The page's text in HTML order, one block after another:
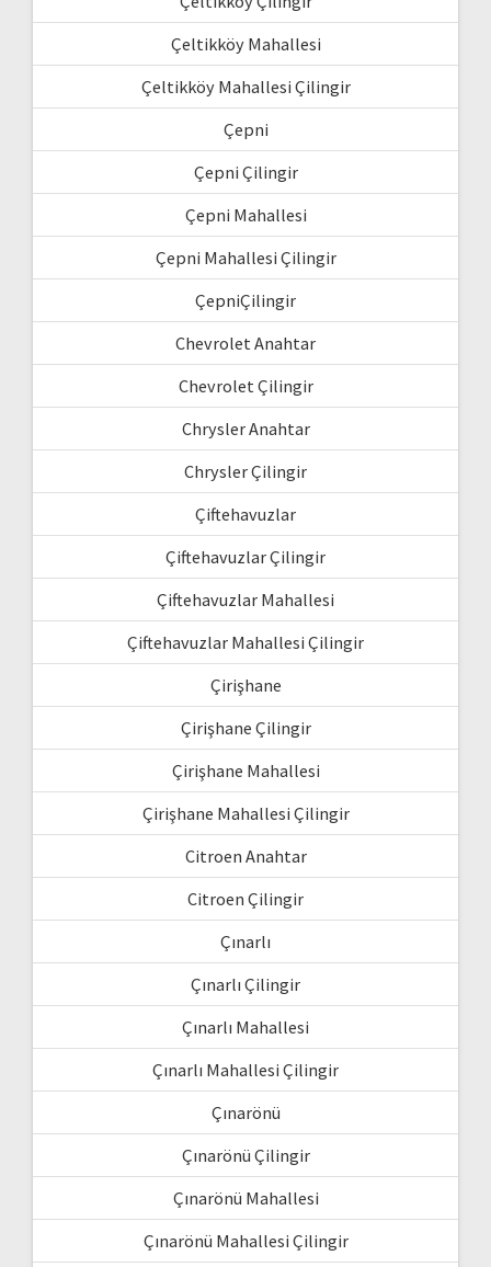
Çeltikköy Mahallesi
Çeltikköy Mahallesi Çilingir
Çepni
Çepni Çilingir
Çepni Mahallesi
Çepni Mahallesi Çilingir
ÇepniÇilingir
Chevrolet Anahtar
Chevrolet Çilingir
Chrysler Anahtar
Chrysler Çilingir
Çiftehavuzlar
Çiftehavuzlar Çilingir
Çiftehavuzlar Mahallesi
Çiftehavuzlar Mahallesi Çilingir
Çirişhane
Çirişhane Çilingir
Çirişhane Mahallesi
Çirişhane Mahallesi Çilingir
Citroen Anahtar
Citroen Çilingir
Çınarlı
Çınarlı Çilingir
Çınarlı Mahallesi
Çınarlı Mahallesi Çilingir
Çınarönü
Çınarönü Çilingir
Çınarönü Mahallesi
Çınarönü Mahallesi Çilingir